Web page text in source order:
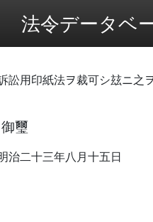
法令データベ
訟用印紙法ヲ裁可シ玆ニ之
璽
治二十三年八月十五日